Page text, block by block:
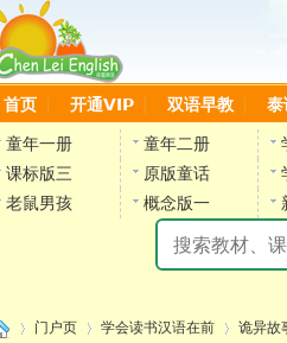
首页 开通VIP 双语早教 泰
童年一册 童年二册
课标版三
原版童话
老鼠男孩
概念版一
门户页 学会读书汉语在前 诡异故